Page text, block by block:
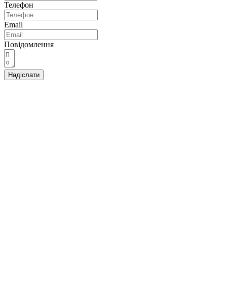
Телефон
Email
Повідомлення
Надіслати